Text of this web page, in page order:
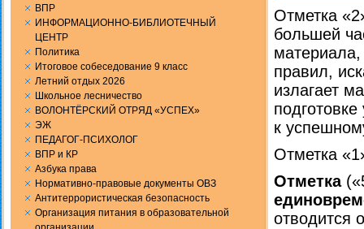
ВПР
ИНФОРМАЦИОННО-БИБЛИОТЕЧНЫЙ
ЦЕНТР
Политика
Итоговое собеседование 9 класс
Летний отдых 2026
Школьное лесничество
ВОЛОНТЁРСКИЙ ОТРЯД «УСПЕХ»
ЭЖ
ПЕДАГОГ-ПСИХОЛОГ
ВПР и КР
Aзбука права
Нормативно-правовые документы ОВЗ
Антитеррористическая безопасность
Организация питания в образовательной
Отметка
большей
правил,
излагает
к
Отметка
Отметка
отводится